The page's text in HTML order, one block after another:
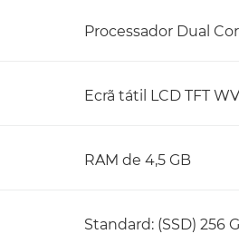
Processador Dual
Ecrã tátil LCD TFT
RAM de 4,5 GB
Standard: (SSD) 256